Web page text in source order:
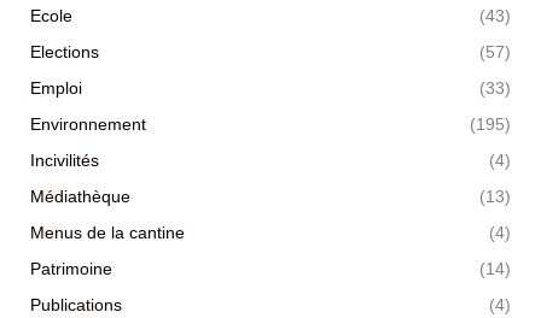
Ecole
(43)
Elections
(57)
Emploi
(33)
Environnement
(195)
Incivilités
(4)
Médiathèque
(13)
Menus de la cantine
(4)
Patrimoine
(14)
Publications
(4)